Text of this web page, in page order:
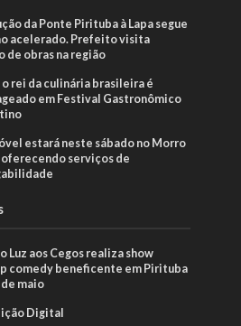
da Ponte Pirituba à Lapa segue
acelerado. Prefeito visita
de obras na região
o rei da culinária brasileira é
em Festival Gastronômico
estará neste sábado no Morro
oferecendo serviços de
Luz aos Cegos realiza show
comedy beneficente em Pirituba
de maio
Digital